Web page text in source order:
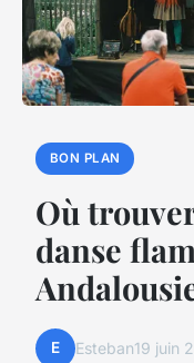
BON PLAN
Où
danse
E Esteban19 juin